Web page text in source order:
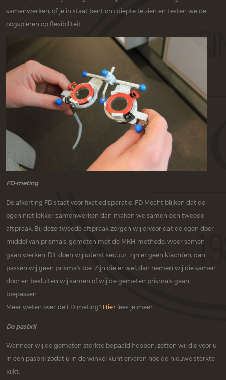
samenwerken, of je in staat bent om diepte te zien en testen we de
oogspieren op flexibiliteit.
FD-meting
De afkorting FD staat voor fixatiedisparatie. FD Mocht blijken dat de
ogen niet lekker samenwerken dan maken we samen een tweede
afspraak. Bij deze tweede afspraak zorgen wij ervoor dat de ogen door
middel van prisma's, gemeten met de MKH methode, weer samen
gaan werken. Dit doen wij uiterst secuur: zijn er geen klachten, dan
passen wij geen prisma's toe. Zijn die er wel, dan nemen wij die samen
door en besluiten wij samen of wij de gemeten prisma's gaan
toepassen.
Meer weten over de FD-meting? Hier lees je meer.
De pasbril
Wanneer wij de gemeten sterkte bepaald hebben, zetten wij die voor u
in een pasbril zodat u in de winkel kunt ervaren hoe de nieuwe sterkte
kijkt.